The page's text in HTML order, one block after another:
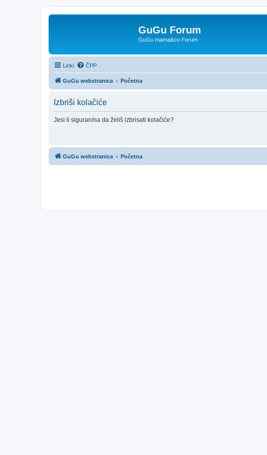
GuGu Forum
GuGu mama&co Forum
Linki ČPP
GuGu webstranica Početna
Izbriši kolačiće
Jesi li siguran/na da želiš izbrisati kolačiće?
GuGu webstranica Početna